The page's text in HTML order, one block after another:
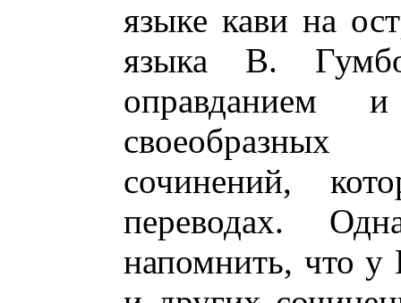
языке кави на
языка В.
оправданием
сочинений,
переводах.
напомнить, что у